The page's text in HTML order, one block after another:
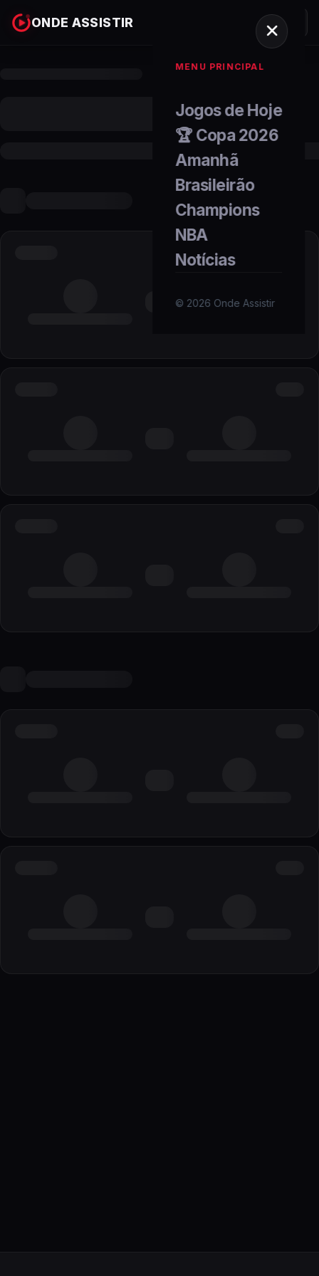
ONDE ASSISTIR
MENU PRINCIPAL
Jogos de Hoje
🏆 Copa 2026
Amanhã
Brasileirão
Champions
NBA
Notícias
© 2026 Onde Assistir